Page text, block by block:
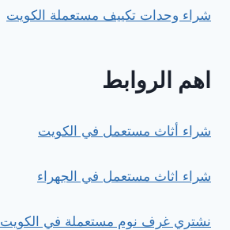
شراء وحدات تكييف مستعملة الكويت
اهم الروابط
شراء أثاث مستعمل في الكويت
شراء اثاث مستعمل في الجهراء
نشتري غرف نوم مستعملة في الكويت